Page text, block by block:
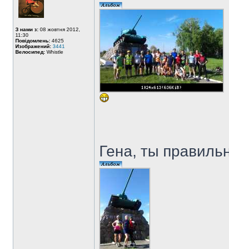
З нами з: 08 жовтня 2012,
11:30
Повідомлень: 4625
Изображений: 3441
Велосипед: Whistle
Гена, ты